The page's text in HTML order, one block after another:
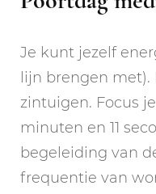
Je kunt jezelf
lijn brengen met).
zintuigen. Focus je
minuten en 11
begeleiding van
frequentie van